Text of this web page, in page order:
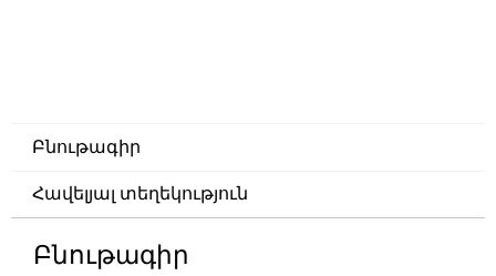
Բնութագիր
Հավելյալ տեղեկություն
Բնութագիր